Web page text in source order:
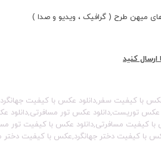
میهن طرح ( گرافیک ، ویدیو و صدا )
کنید
با کیفیت سفر,دانلود عکس با کیفیت
توریست,دانلود عکس تور مسافرتی,دانلود
کیفیت مسافرتی,دانلود عکس با کیفیت تور
با کیفیت دختر جهانگرد,عکس با کیفیت